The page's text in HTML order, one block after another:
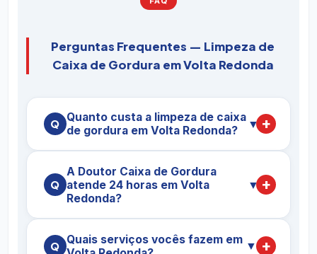
Perguntas Frequentes — Limpeza de
Caixa de Gordura em Volta Redonda
Quanto custa a limpeza de caixa
de gordura em Volta Redonda?
▼
Volta Redonda varia conforme a capacidade
da caixa (em litros), o nível de saturação da
frequência de manutenção. Em Volta Redonda a
A Doutor Caixa de Gordura
atende 24 horas em Volta
Redonda?
▼
dias por semana, inclusive feriados. Nossas
Quais serviços vocês fazem em ▼